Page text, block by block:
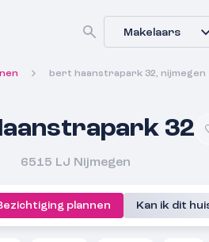
Makelaars
bert haanstrapark 32, nijmegen
32
6515 LJ Nijmegen
plannen Kan ik dit